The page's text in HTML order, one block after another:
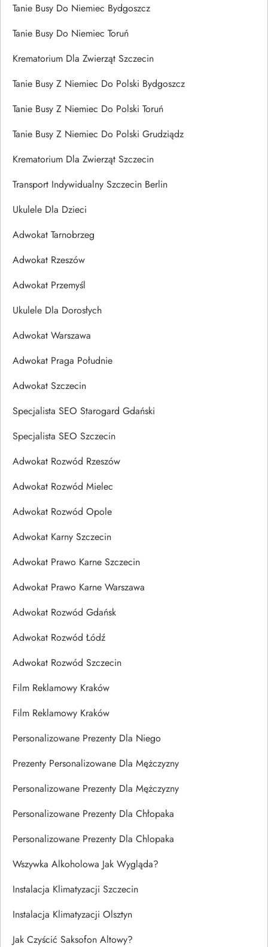
Tanie Busy Do Niemiec Bydgoszcz
Tanie Busy Do Niemiec Toruń
Krematorium Dla Zwierząt Szczecin
Tanie Busy Z Niemiec Do Polski Bydgoszcz
Tanie Busy Z Niemiec Do Polski Toruń
Tanie Busy Z Niemiec Do Polski Grudziądz
Krematorium Dla Zwierząt Szczecin
Transport Indywidualny Szczecin Berlin
Ukulele Dla Dzieci
Adwokat Tarnobrzeg
Adwokat Rzeszów
Adwokat Przemyśl
Ukulele Dla Dorosłych
Adwokat Warszawa
Adwokat Praga Południe
Adwokat Szczecin
Specjalista SEO Starogard Gdański
Specjalista SEO Szczecin
Adwokat Rozwód Rzeszów
Adwokat Rozwód Mielec
Adwokat Rozwód Opole
Adwokat Karny Szczecin
Adwokat Prawo Karne Szczecin
Adwokat Prawo Karne Warszawa
Adwokat Rozwód Gdańsk
Adwokat Rozwód Łódź
Adwokat Rozwód Szczecin
Film Reklamowy Kraków
Film Reklamowy Kraków
Personalizowane Prezenty Dla Niego
Prezenty Personalizowane Dla Mężczyzny
Personalizowane Prezenty Dla Mężczyzny
Personalizowane Prezenty Dla Chłopaka
Personalizowane Prezenty Dla Chlopaka
Wszywka Alkoholowa Jak Wygląda?
Instalacja Klimatyzacji Szczecin
Instalacja Klimatyzacji Olsztyn
Jak Czyścić Saksofon Altowy?